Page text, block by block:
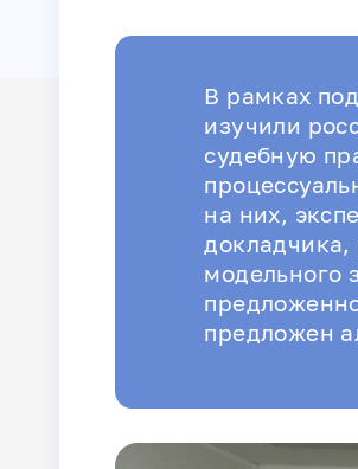
В рамках
изучили
судебную
на них,
модельного
предложен